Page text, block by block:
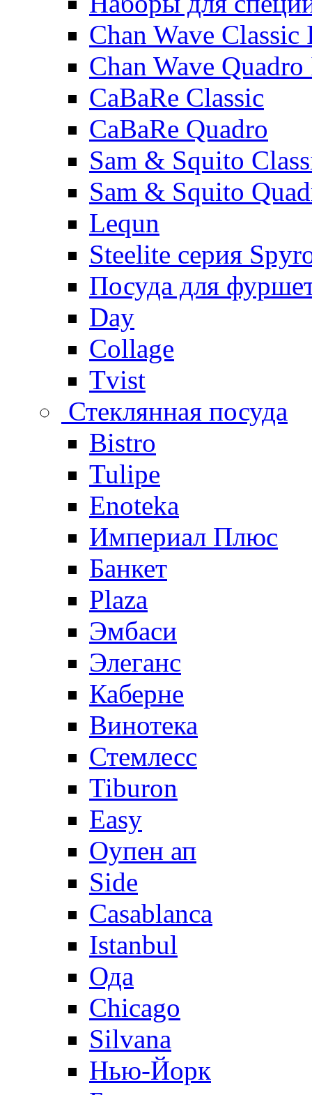
Chan Wave
Chan Wave
CaBaRe Classic
CaBaRe Quadro
Sam & Squito
Sam & Squito
Lequn
Steelite серия
Посуда для
Day
Collage
Tvist
Стеклянная посуда
Bistro
Tulipe
Enoteka
Империал Плюс
Банкет
Plaza
Эмбаси
Элеганс
Каберне
Винотека
Стемлесс
Tiburon
Easy
Оупен ап
Side
Casablanca
Istanbul
Ода
Chicago
Silvana
Нью-Йорк